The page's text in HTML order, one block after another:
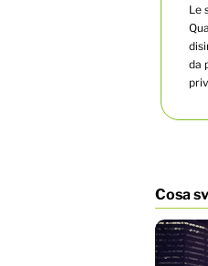
Le
da
Cosa